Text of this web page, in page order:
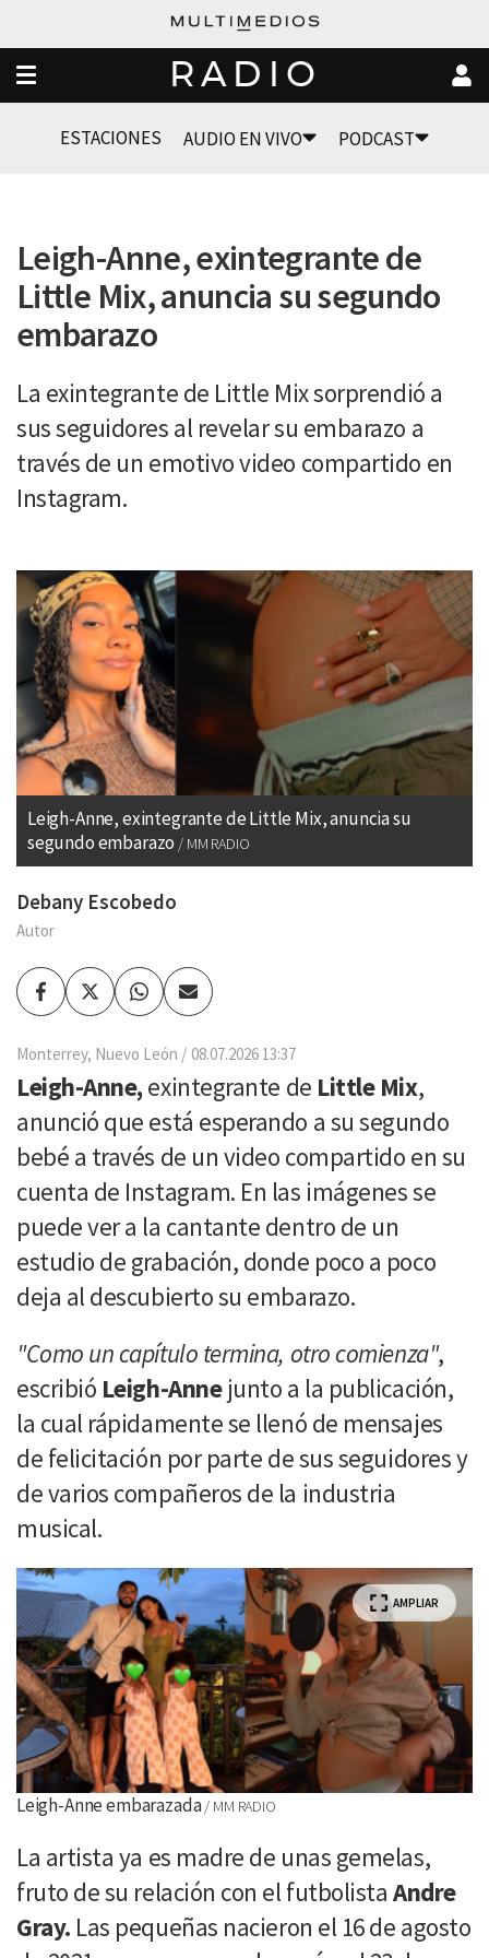
RADIO
ESTACIONES AUDIO EN VIVO PODCAST
Leigh-Anne, exintegrante de
Little Mix, anuncia su segundo
embarazo
La exintegrante de Little Mix sorprendió a
sus seguidores al revelar su embarazo a
través de un emotivo video compartido en
Instagram.
Leigh-Anne, exintegrante de Little Mix, anuncia su
segundo embarazo
MM RADIO
Debany Escobedo
Autor
FacebookTwitterWhatsapp
Enviar
por
Monterrey, Nuevo León 08.07.2026 13:37
Leigh-Anne,exintegrante de Little Mix,
anunció que está esperando a su segundo
bebé a través de un video compartido en su
cuenta de Instagram. En las imágenes se
puede ver a la cantante dentro de un
estudio de grabación, donde poco a poco
deja al descubierto su embarazo.
"Como un capítulo termina, otro comienza",
escribió Leigh-Annejunto a la publicación,
la cual rápidamente se llenó de mensajes
de felicitación por parte de sus seguidores y
de varios compañeros de la industria
musical.
AMPLIAR
Leigh-Anne embarazada MM RADIO
La artista ya es madre de unas gemelas,
fruto de su relación con el futbolistaAndre
Gray. Las pequeñas nacieron el 16 de agosto